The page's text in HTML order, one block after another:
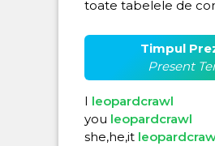
toate tabelele de
Timpul
Present
I leopardcrawl
you leopardcrawl
she,he,it